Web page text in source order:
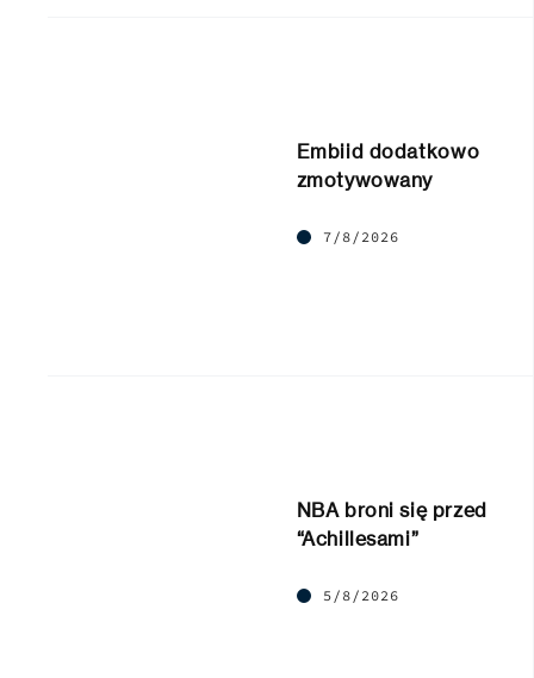
Embiid dodatkowo
zmotywowany
7/8/2026
NBA broni się przed
“Achillesami”
5/8/2026